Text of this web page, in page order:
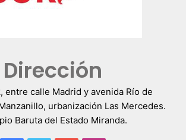
Dirección
entre calle Madrid y avenida Río de
urbanización Las Mercedes.
Baruta del Estado Miranda.